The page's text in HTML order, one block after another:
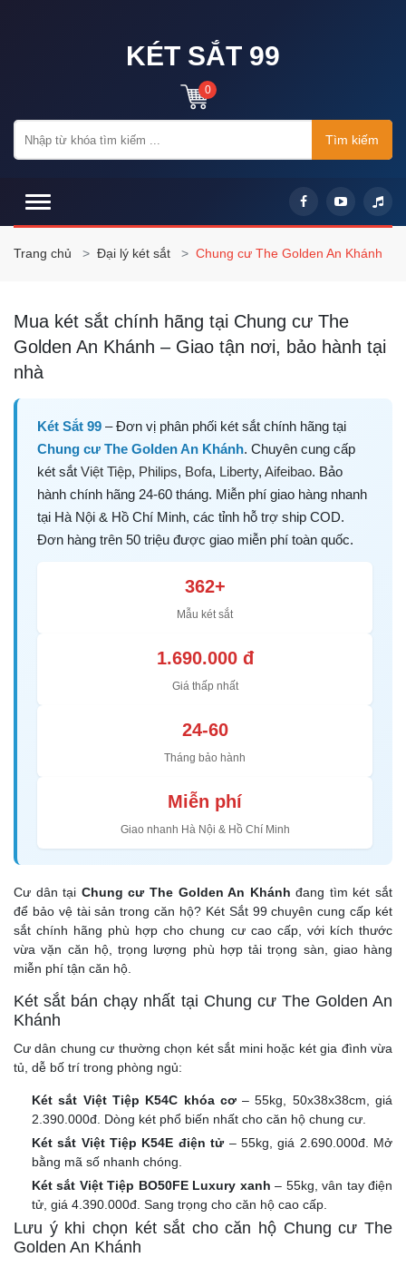
KÉT SẮT 99
0
Tìm kiếm
Trang chủ Đại lý két sắt Chung cư The Golden An Khánh
Mua két sắt chính hãng tại Chung cư The
Golden An Khánh – Giao tận nơi, bảo hành tại
nhà
Két Sắt 99 – Đơn vị phân phối két sắt chính hãng tại
Chung cư The Golden An Khánh. Chuyên cung cấp
két sắt Việt Tiệp, Philips, Bofa, Liberty, Aifeibao. Bảo
hành chính hãng 24-60 tháng. Miễn phí giao hàng nhanh
tại Hà Nội & Hồ Chí Minh, các tỉnh hỗ trợ ship COD.
Đơn hàng trên 50 triệu được giao miễn phí toàn quốc.
362+
Mẫu két sắt
1.690.000 đ
Giá thấp nhất
24-60
Tháng bảo hành
Miễn phí
Giao nhanh Hà Nội & Hồ Chí Minh
Cư dân tại Chung cư The Golden An Khánh đang tìm két sắt
để bảo vệ tài sản trong căn hộ? Két Sắt 99 chuyên cung cấp két
sắt chính hãng phù hợp cho chung cư cao cấp, với kích thước
vừa vặn căn hộ, trọng lượng phù hợp tải trọng sàn, giao hàng
miễn phí tận căn hộ.
Két sắt bán chạy nhất tại Chung cư The Golden An
Khánh
Cư dân chung cư thường chọn két sắt mini hoặc két gia đình vừa
tủ, dễ bố trí trong phòng ngủ:
Két sắt Việt Tiệp K54C khóa cơ– 55kg, 50x38x38cm, giá
2.390.000đ. Dòng két phổ biến nhất cho căn hộ chung cư.
Két sắt Việt Tiệp K54E điện tử– 55kg, giá 2.690.000đ. Mở
bằng mã số nhanh chóng.
Két sắt Việt Tiệp BO50FE Luxury xanh – 55kg, vân tay điện
tử, giá 4.390.000đ. Sang trọng cho căn hộ cao cấp.
Lưu ý khi chọn két sắt cho căn hộ Chung cư The
Golden An Khánh